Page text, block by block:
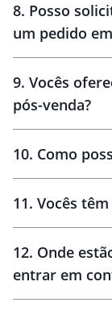
8. Posso
um pedido
9. Vocês
pós-venda?
10. Como
11. Vocês
30 dias
12. Onde
entrar em